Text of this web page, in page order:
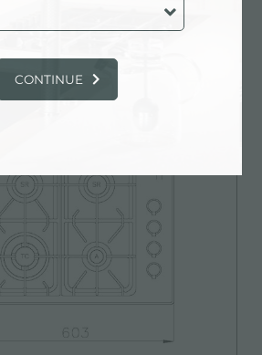
CONTINUE